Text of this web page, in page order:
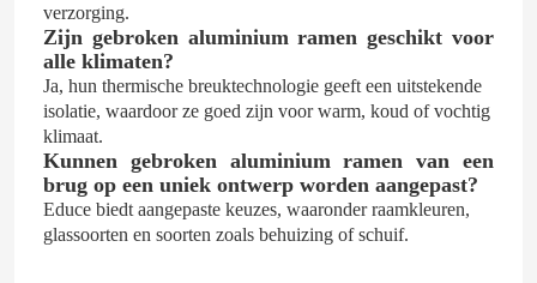
verzorging.
Zijn gebroken aluminium ramen geschikt voor
alle klimaten?
Ja, hun thermische breuktechnologie geeft een uitstekende
isolatie, waardoor ze goed zijn voor warm, koud of vochtig
klimaat.
Kunnen gebroken aluminium ramen van een
brug op een uniek ontwerp worden aangepast?
Educe biedt aangepaste keuzes, waaronder raamkleuren,
glassoorten en soorten zoals behuizing of schuif.